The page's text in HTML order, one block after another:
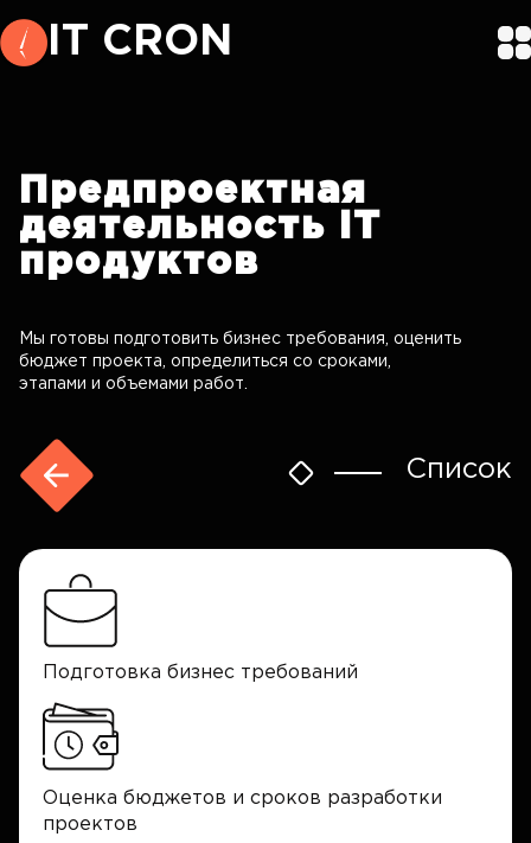
IT CRON
Предпроектная
деятельность
IT
продуктов
Мы готовы подготовить бизнес требования, оценить
бюджет проекта, определиться со сроками,
этапами и объемами работ.
Список
Подготовка бизнес требований
Оценка бюджетов и сроков разработки
проектов